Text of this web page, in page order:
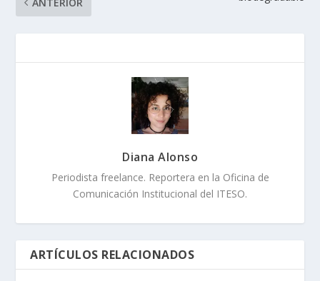
Diana Alonso
Periodista freelance. Reportera en la Oficina de
Comunicación Institucional del ITESO.
ARTÍCULOS RELACIONADOS